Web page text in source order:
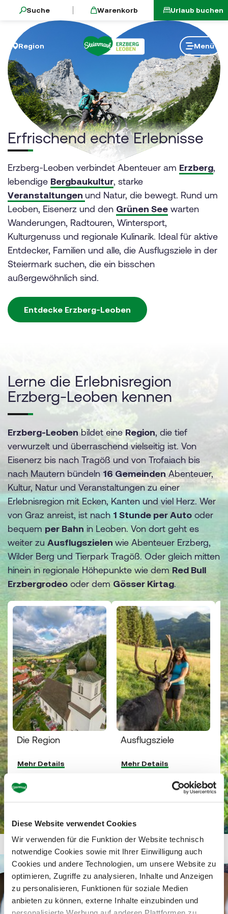
Diese Website verwendet Cookies
Wir verwenden für die Funktion der Website technisch
notwendige Cookies sowie mit Ihrer Einwilligung auch
Cookies und andere Technologien, um unsere Website zu
optimieren, Zugriffe zu analysieren, Inhalte und Anzeigen
zu personalisieren, Funktionen für soziale Medien
anbieten zu können, externe Inhalte einzubinden und
sr.skip-to.main-content
sr.skip-to.table-of-contents
sr.skip-to.main-navigation
Erfrischend echte Erlebnisse
Lerne die Erlebnisregion Erzberg-Leoben kennen
Kultur in Erzberg-Leoben
Natur pur in Erzberg-Leoben
Kulinarische Erlebnisse rund um den Erzberg und
Suche Warenkorb Urlaub buchen
Region Menü
Erfrischend echte Erlebnisse
Erzberg-Leoben verbindet Abenteuer am Erzberg,
lebendige Bergbaukultur, starke
Veranstaltungen und Natur, die bewegt. Rund um
Leoben, Eisenerz und den Grünen See warten
Wanderungen, Radtouren, Wintersport,
Kulturgenuss und regionale Kulinarik. Ideal für aktive
Entdecker, Familien und alle, die Ausflugsziele in der
Steiermark suchen, die ein bisschen
außergewöhnlich sind.
Entdecke Erzberg-Leoben
Lerne die Erlebnisregion
Erzberg-Leoben kennen
Erzberg-Leobenbildet eine Region, die tief
verwurzelt und überraschend vielseitig ist. Von
Eisenerz bis nach Tragöß und von Trofaiach bis
nach Mautern bündeln 16 Gemeinden Abenteuer,
Kultur, Natur und Veranstaltungen zu einer
Erlebnisregion mit Ecken, Kanten und viel Herz. Wer
von Graz anreist, ist nach 1 Stunde per Auto oder
bequem per Bahn in Leoben. Von dort geht es
weiter zu Ausflugszielen wie Abenteuer Erzberg,
Wilder Berg und Tierpark Tragöß. Oder gleich mitten
hinein in regionale Höhepunkte wie dem Red Bull
Erzbergrodeo oder dem Gösser Kirtag.
Die Region
Mehr Details
Ausflugsziele
Mehr Details